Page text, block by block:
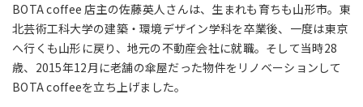
BOTA coffee 店主の佐藤英人さんは、生まれも育ちも山形市。東
北芸術工科大学の建築・環境デザイン学科を卒業後、一度は東京
へ行くも山形に戻り、地元の不動産会社に就職。そして当時28
歳、2015年12月に老舗の傘屋だった物件をリノベーションして
BOTA coffeeを立ち上げました。